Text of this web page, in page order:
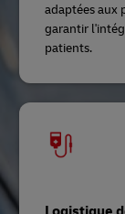
adaptées aux
garantir
patients.